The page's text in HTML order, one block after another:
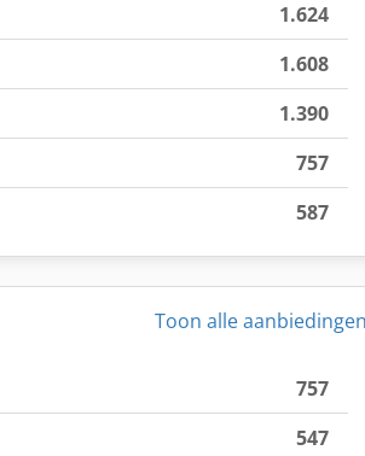
1.624
1.608
1.390
757
587
Toon alle
757
547